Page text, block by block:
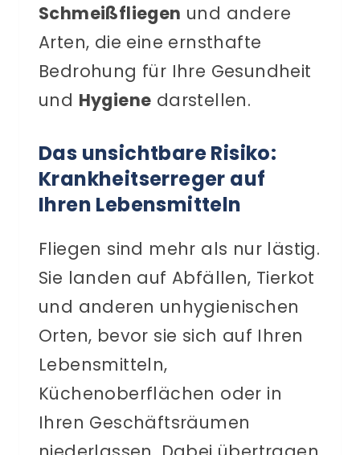
Schmeißfliegen und andere
Arten, die eine ernsthafte
Bedrohung für Ihre Gesundheit
und Hygiene darstellen.
Das unsichtbare Risiko:
Krankheitserreger auf
Ihren Lebensmitteln
Fliegen sind mehr als nur lästig.
Sie landen auf Abfällen, Tierkot
und anderen unhygienischen
Orten, bevor sie sich auf Ihren
Lebensmitteln,
Küchenoberflächen oder in
Ihren Geschäftsräumen